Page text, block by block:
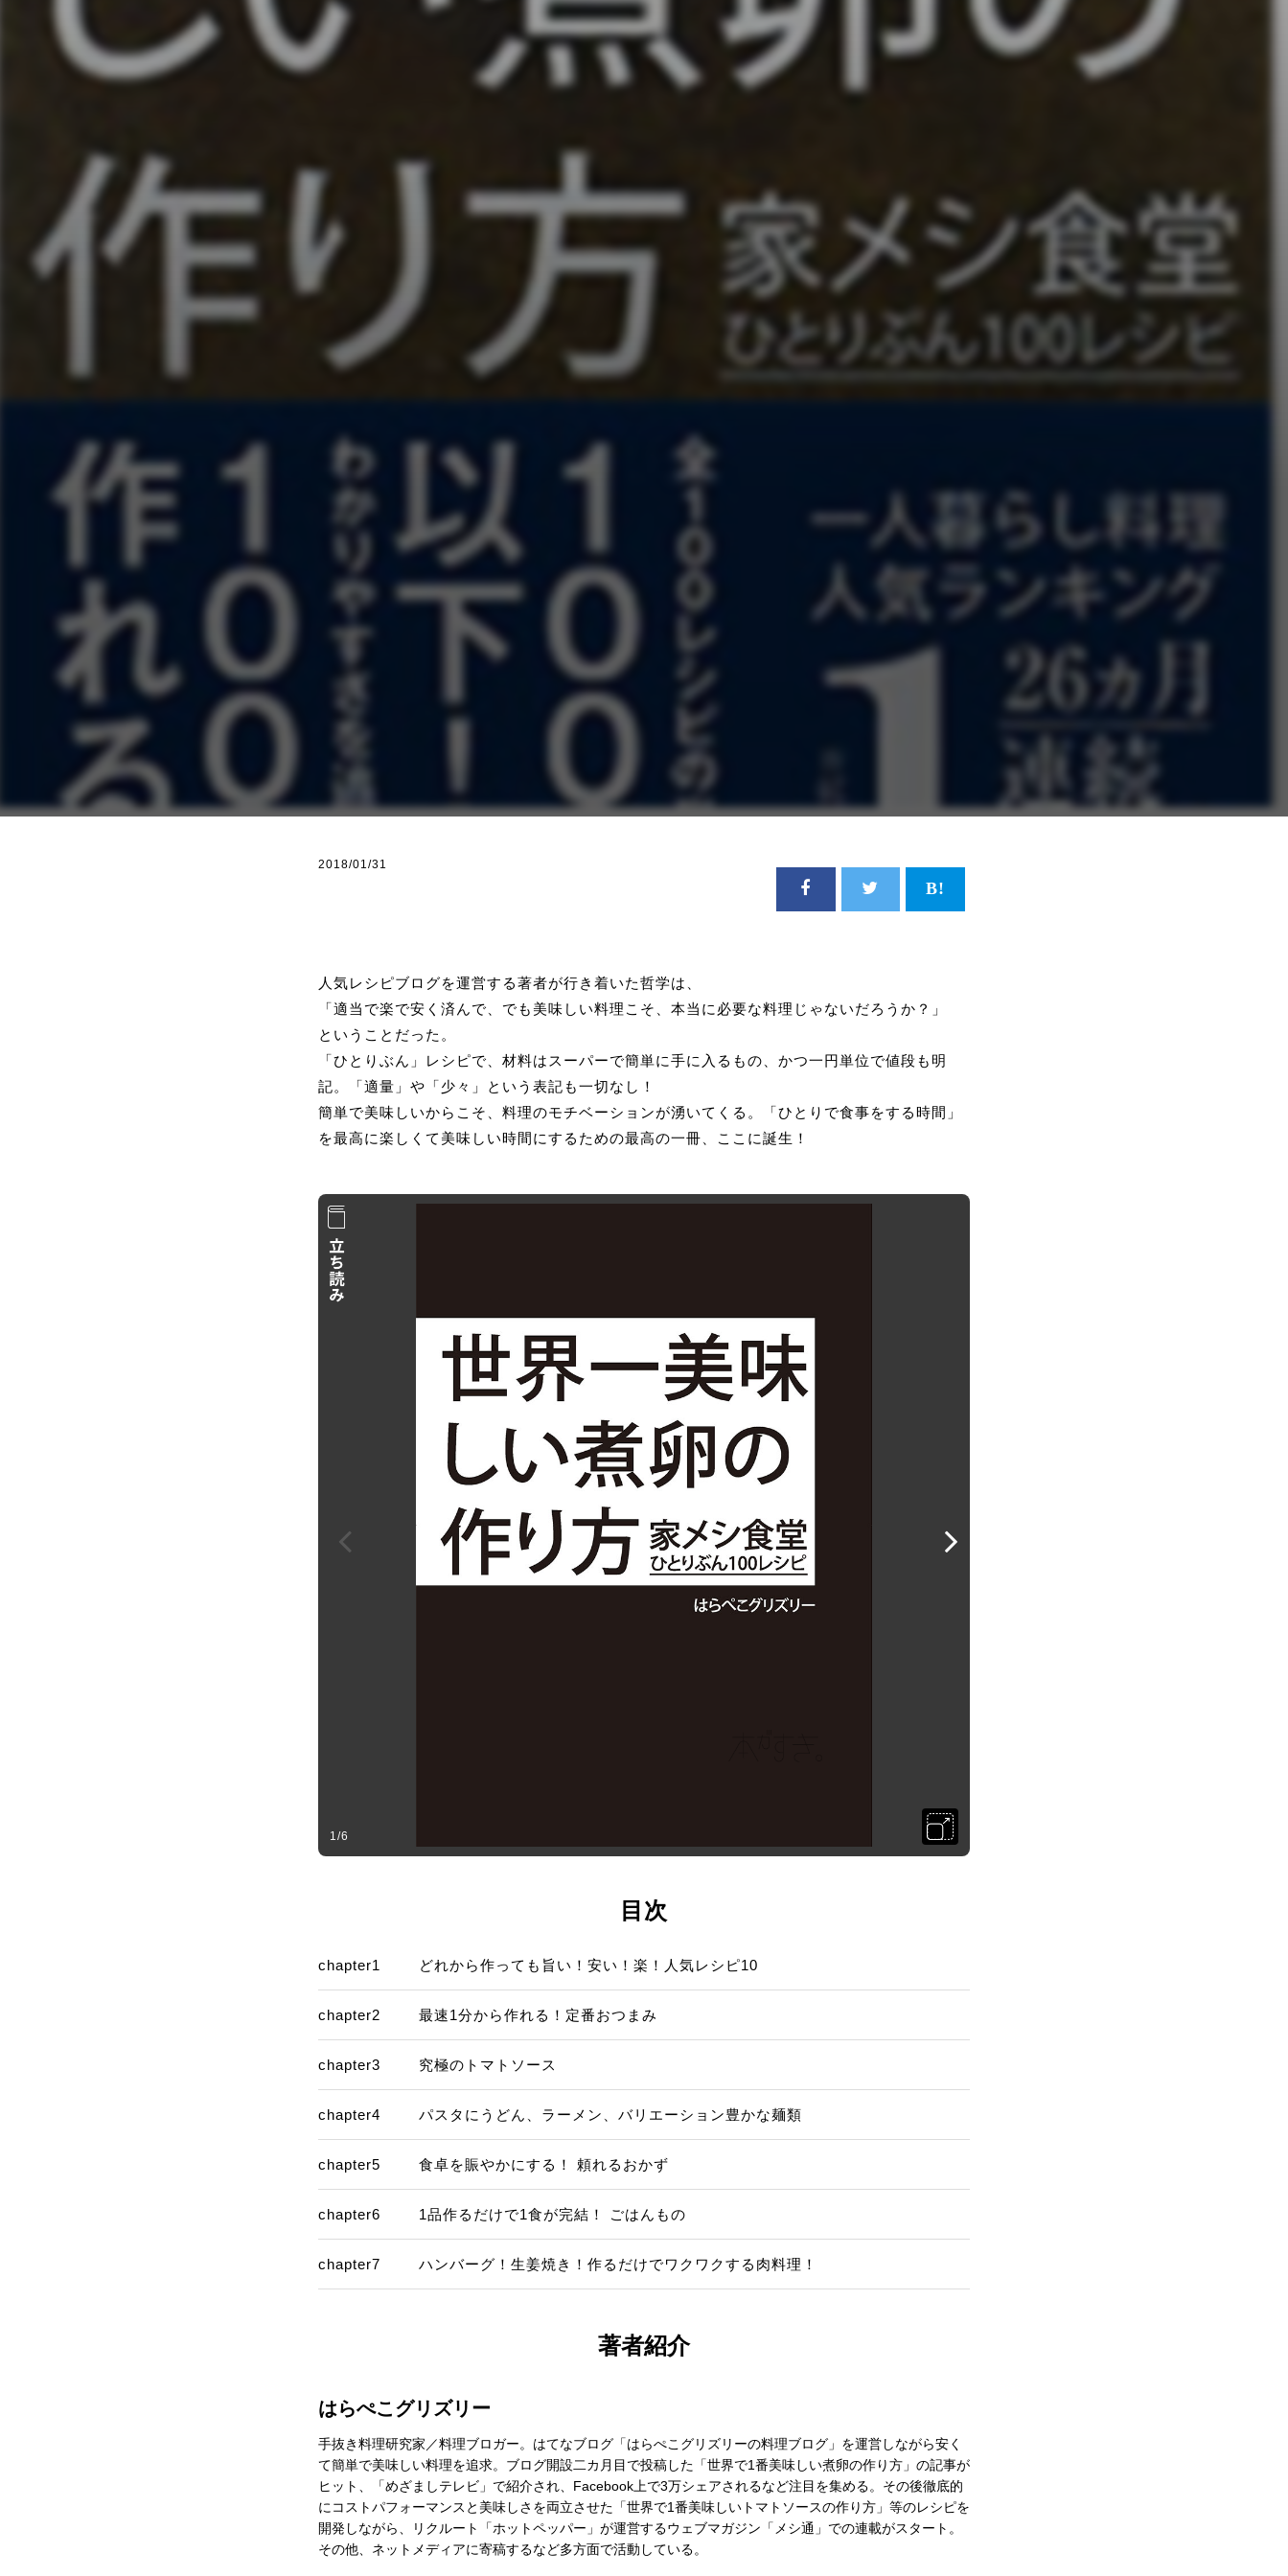
2018/01/31
人気レシピブログを運営する著者が行き着いた哲学は、
「適当で楽で安く済んで、でも美味しい料理こそ、本当に必要な料理じゃないだろうか？」
ということだった。
「ひとりぶん」レシピで、材料はスーパーで簡単に手に入るもの、かつ一円単位で値段も明
記。「適量」や「少々」という表記も一切なし！
簡単で美味しいからこそ、料理のモチベーションが湧いてくる。「ひとりで食事をする時間」
を最高に楽しくて美味しい時間にするための最高の一冊、ここに誕生！
1/6
目次
chapter1 どれから作っても旨い！安い！楽！人気レシピ10
chapter2 最速1分から作れる！定番おつまみ
chapter3 究極のトマトソース
chapter4 パスタにうどん、ラーメン、バリエーション豊かな麺類
chapter5 食卓を賑やかにする！ 頼れるおかず
chapter6 1品作るだけで1食が完結！ ごはんもの
chapter7 ハンバーグ！生姜焼き！作るだけでワクワクする肉料理！
著者紹介
はらぺこグリズリー
手抜き料理研究家／料理ブロガー。はてなブログ「はらぺこグリズリーの料理ブログ」を運営しながら安く
て簡単で美味しい料理を追求。ブログ開設二カ月目で投稿した「世界で1番美味しい煮卵の作り方」の記事が
ヒット、「めざましテレビ」で紹介され、Facebook上で3万シェアされるなど注目を集める。その後徹底的
にコストパフォーマンスと美味しさを両立させた「世界で1番美味しいトマトソースの作り方」等のレシピを
開発しながら、リクルート「ホットペッパー」が運営するウェブマガジン「メシ通」での連載がスタート。
その他、ネットメディアに寄稿するなど多方面で活動している。